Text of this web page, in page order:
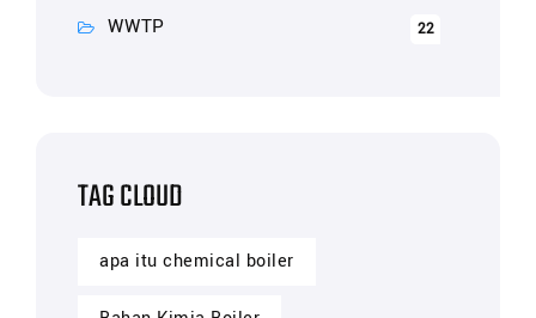
WWTP 22
TAG CLOUD
apa itu chemical boiler